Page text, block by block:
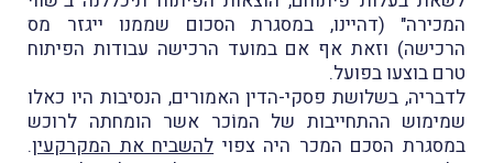
המכירה" (דהיינו, במסגרת הסכום שממנו ייגזר מס
הרכישה) וזאת אף אם במועד הרכישה עבודות הפיתוח
טרם בוצעו בפועל.
לדבריה, בשלושת פסקי-הדין האמורים, הנסיבות היו כאלו
שמימוש ההתחייבות של המוֹכר אשר הומחתה לרוכש
במסגרת הסכם המכר היה צפוי להשביח את המקרקעין.